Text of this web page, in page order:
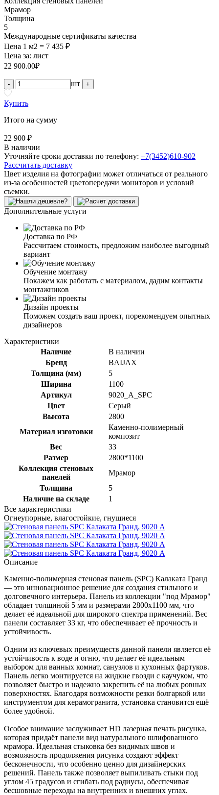
Мрамор
Толщина
5
Международные сертификаты качества
Цена 1 м2 = 7 435 ₽
Цена за: лист
22 900.00₽
- шт +
Купить
Итого на сумму
22 900 ₽
В наличии
Уточняйте сроки доставки по телефону: +7(3452)610-902
Рассчитать доставку
Цвет изделия на фотографии может отличаться от реального
из-за особенностей цветопередачи мониторов и условий
съемки.
Дополнительные услуги
Доставка по РФ
Рассчитаем стоимость, предложим наиболее выгодный
вариант
Обучение монтажу
Покажем как работать с материалом, дадим контакты
монтажников
Дизайн проекты
Поможем создать ваш проект, порекомендуем опытных
дизайнеров
Характеристики
Наличие
В наличии
Бренд
BAIJAX
Толщина (мм)
5
Ширина
1100
Артикул
9020_A_SPC
Цвет
Серый
Высота
2800
Материал изготовки
Каменно-полимерный
композит
Вес
33
Размер
2800*1100
Коллекция стеновых
панелей
Мрамор
Толщина
5
Наличие на складе
1
Все характеристики
Огнеупорные, влагостойкие, гнущиеся
Описание
Каменно-полимерная стеновая панель (SPC) Калаката Гранд
— это инновационное решение для создания стильного и
долговечного интерьера. Панель из коллекции "под Мрамор"
обладает толщиной 5 мм и размерами 2800x1100 мм, что
делает её идеальной для широкого спектра применений. Вес
панели составляет 33 кг, что обеспечивает её прочность и
устойчивость.
Одним из ключевых преимуществ данной панели является её
устойчивость к воде и огню, что делает её идеальным
выбором для ванных комнат, санузлов и кухонных фартуков.
Панель легко монтируется на жидкие гвозди с каучуком, что
позволяет быстро и надежно закрепить её на любых ровных
поверхностях. Благодаря возможности резки болгаркой или
инструментом для керамогранита, установка становится ещё
более удобной.
Особое внимание заслуживает HD лазерная печать рисунка,
которая придаёт панели вид натурального шлифованного
мрамора. Идеальная стыковка без видимых швов и
возможность продолжения рисунка создают эффект
бесконечности, что особенно ценно для дизайнерских
решений. Панель также позволяет выпиливать стыки под
углом 45 градусов и сгибать под радиусы, обеспечивая
бесшовные переходы на внутренних и внешних углах.